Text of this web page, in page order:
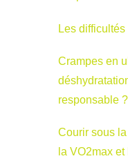
Les
Crampes en
responsable ?
Courir sous
la VO2max